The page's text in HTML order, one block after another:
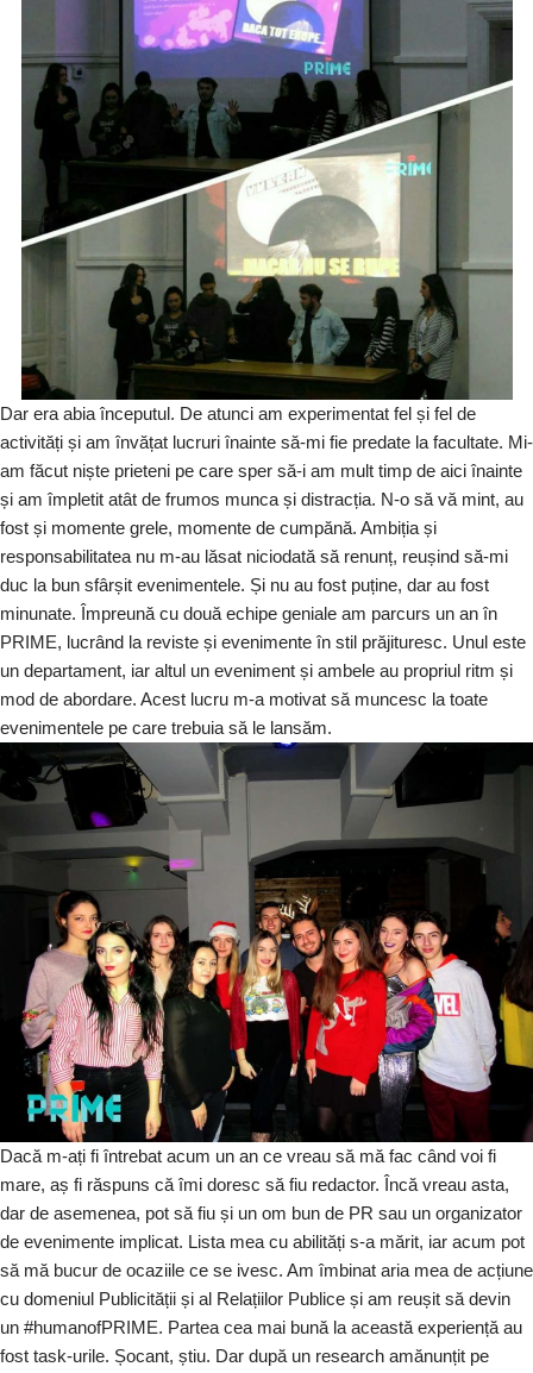
Dar era abia începutul. De atunci am experimentat fel și fel de
activități și am învățat lucruri înainte să-mi fie predate la facultate. Mi-
am făcut niște prieteni pe care sper să-i am mult timp de aici înainte
și am împletit atât de frumos munca și distracția. N-o să vă mint, au
fost și momente grele, momente de cumpănă. Ambiția și
responsabilitatea nu m-au lăsat niciodată să renunț, reușind să-mi
duc la bun sfârșit evenimentele. Și nu au fost puține, dar au fost
minunate. Împreună cu două echipe geniale am parcurs un an în
PRIME, lucrând la reviste și evenimente în stil prăjituresc. Unul este
un departament, iar altul un eveniment și ambele au propriul ritm și
mod de abordare. Acest lucru m-a motivat să muncesc la toate
evenimentele pe care trebuia să le lansăm.
Dacă m-ați fi întrebat acum un an ce vreau să mă fac când voi fi
mare, aș fi răspuns că îmi doresc să fiu redactor. Încă vreau asta,
dar de asemenea, pot să fiu și un om bun de PR sau un organizator
de evenimente implicat. Lista mea cu abilități s-a mărit, iar acum pot
să mă bucur de ocaziile ce se ivesc. Am îmbinat aria mea de acțiune
cu domeniul Publicității și al Relațiilor Publice și am reușit să devin
un #humanofPRIME. Partea cea mai bună la această experiență au
fost task-urile. Șocant, știu. Dar după un research amănunțit pe